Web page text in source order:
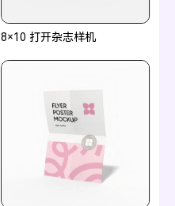
8×10 打开杂志样机